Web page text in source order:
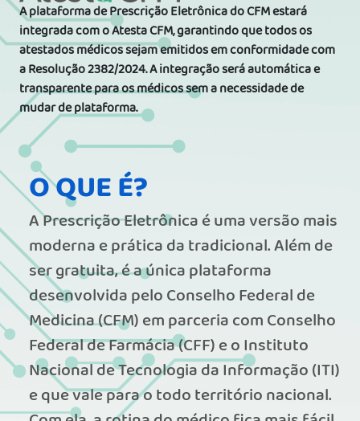
A plataforma de Prescrição Eletrônica do CFM estará
integrada com o Atesta CFM, garantindo que todos os
atestados médicos sejam emitidos em conformidade com
a Resolução 2382/2024. A integração será automática e
transparente para os médicos sem a necessidade de
mudar de plataforma.
O QUE É?
A Prescrição Eletrônica é uma versão mais
moderna e prática da tradicional. Além de
ser gratuita, é a única plataforma
desenvolvida pelo Conselho Federal de
Medicina (CFM) em parceria com Conselho
Federal de Farmácia (CFF) e o Instituto
Nacional de Tecnologia da Informação (ITI)
e que vale para o todo território nacional.